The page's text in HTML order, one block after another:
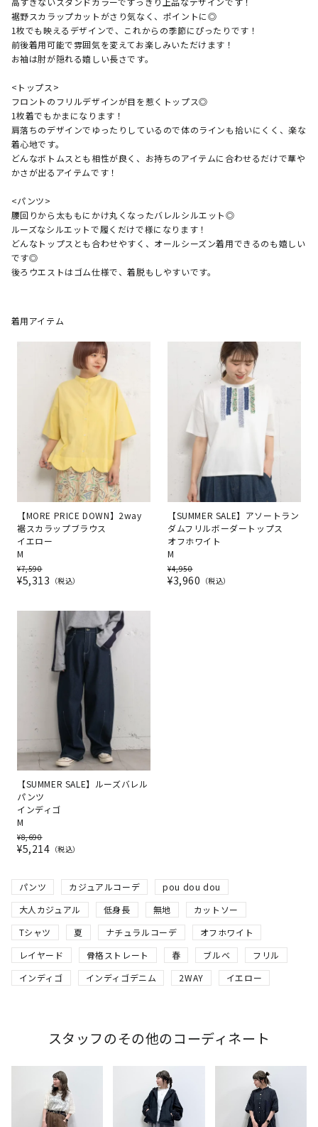
裾野スカラップカットがさり気なく、ポイントに◎
1枚でも映えるデザインで、これからの季節にぴったりです！
前後着用可能で雰囲気を変えてお楽しみいただけます！
お袖は肘が隠れる嬉しい長さです。
<トップス>
フロントのフリルデザインが目を惹くトップス◎
1枚着でもかまになります！
肩落ちのデザインでゆったりしているので体のラインも拾いにくく、楽な
着心地です。
どんなボトムスとも相性が良く、お持ちのアイテムに合わせるだけで華や
かさが出るアイテムです！
<パンツ>
腰回りから太ももにかけ丸くなったバレルシルエット◎
ルーズなシルエットで履くだけで様になります！
どんなトップスとも合わせやすく、オールシーズン着用できるのも嬉しい
です◎
着用アイテム
【MORE PRICE DOWN】2way
裾スカラップブラウス
イエロー
M
¥7,590
¥5,313 税込
【SUMMER SALE】アソートラン
ダムフリルボーダートップス
オフホワイト
M
¥4,950
¥3,960 税込
【SUMMER SALE】ルーズバレル
パンツ
インディゴ
M
¥8,690
¥5,214 税込
パンツ カジュアルコーデ
pou dou dou
大人カジュアル
低身長 無地
カットソー
Tシャツ
夏 ナチュラルコーデ
オフホワイト
レイヤード
骨格ストレート 春 ブルベ
フリル
インディゴ
インディゴデニム 2WAY イエロー
スタッフのその他のコーディネート